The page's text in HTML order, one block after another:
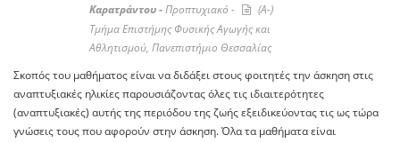
Καρατράντου -Προπτυχιακό -
(A-)
Τμήμα Επιστήμης Φυσικής Αγωγής και
Αθλητισμού, Πανεπιστήμιο Θεσσαλίας
Σκοπός του μαθήματος είναι να διδάξει στους φοιτητές την άσκηση στις
αναπτυξιακές ηλικίες παρουσιάζοντας όλες τις ιδιαιτερότητες
(αναπτυξιακές) αυτής της περιόδου της ζωής εξειδικεύοντας τις ως τώρα
γνώσεις τους που αφορούν στην άσκηση. Όλα τα μαθήματα είναι